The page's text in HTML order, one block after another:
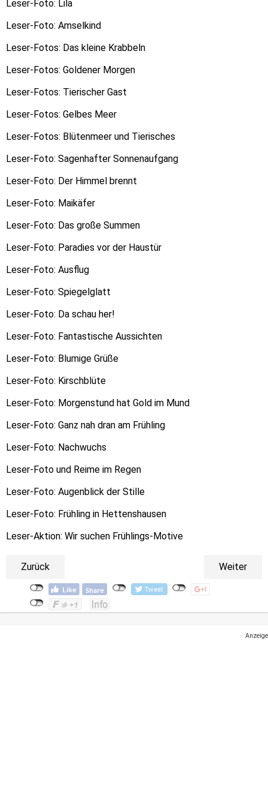
Leser-Foto: Lila
Leser-Foto: Amselkind
Leser-Fotos: Das kleine Krabbeln
Leser-Fotos: Goldener Morgen
Leser-Fotos: Tierischer Gast
Leser-Fotos: Gelbes Meer
Leser-Fotos: Blütenmeer und Tierisches
Leser-Foto: Sagenhafter Sonnenaufgang
Leser-Foto: Der Himmel brennt
Leser-Foto: Maikäfer
Leser-Foto: Das große Summen
Leser-Foto: Paradies vor der Haustür
Leser-Foto: Ausflug
Leser-Foto: Spiegelglatt
Leser-Foto: Da schau her!
Leser-Foto: Fantastische Aussichten
Leser-Foto: Blumige Grüße
Leser-Foto: Kirschblüte
Leser-Foto: Morgenstund hat Gold im Mund
Leser-Foto: Ganz nah dran am Frühling
Leser-Foto: Nachwuchs
Leser-Foto und Reime im Regen
Leser-Foto: Augenblick der Stille
Leser-Foto: Frühling in Hettenshausen
Leser-Aktion: Wir suchen Frühlings-Motive
Zurück Weiter
Anzeige